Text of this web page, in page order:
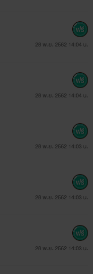
28 พ.ย. 2562 14:04 น.
28 พ.ย. 2562 14:04 น.
28 พ.ย. 2562 14:03 น.
28 พ.ย. 2562 14:03 น.
28 พ.ย. 2562 14:03 น.